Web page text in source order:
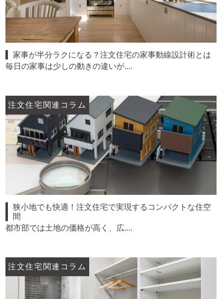
家事が半分ラクになる？注文住宅の家事動線設計術とは
毎日の家事は少しの動きの違いが....
注文住宅関連コラム
狭小地でも快適！注文住宅で実現するコンパクトな住空
間
都市部では土地の価格が高く、広....
注文住宅関連コラム